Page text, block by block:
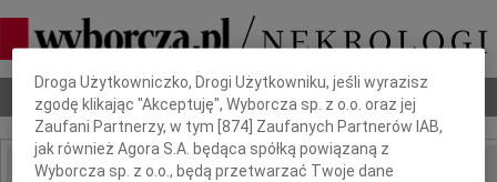
Nekrologi Odeszli Poradnik pogrzebowy
Dbamy o Twoją prywatność
Droga Użytkowniczko, Drogi Użytkowniku, jeśli wyrazisz
zgodę klikając "Akceptuję", Wyborcza sp. z o.o. oraz jej
Zaufani Partnerzy, w tym [874 ] Zaufanych Partnerów IAB,
jak również Agora S.A. będąca spółką powiązaną z
Wyborcza sp. z o.o., będą przetwarzać Twoje dane